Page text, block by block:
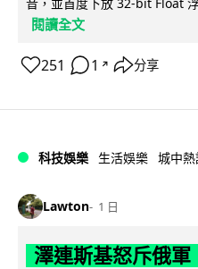
音，並首度下放 32-bit Float
閱讀全文
251 1 ↗ 分享
科技娛樂 生活娛樂 城中
Lawton 1 日
澤連斯基怒斥俄軍